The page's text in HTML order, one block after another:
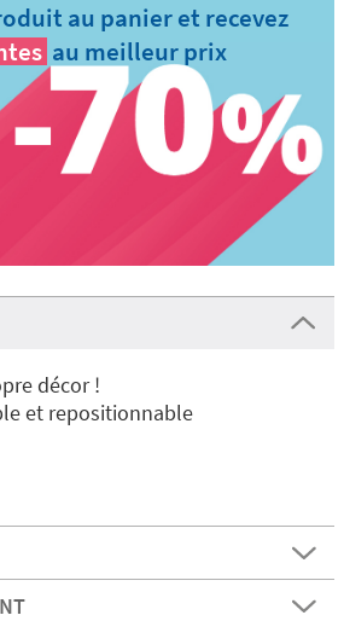
au panier et recevez
au meilleur prix
décor !
et repositionnable